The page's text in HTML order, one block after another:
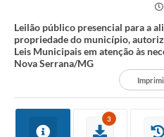
Leilão público presencial para a
propriedade do município,
Leis Municipais em atenção às
Nova Serrana/MG
3